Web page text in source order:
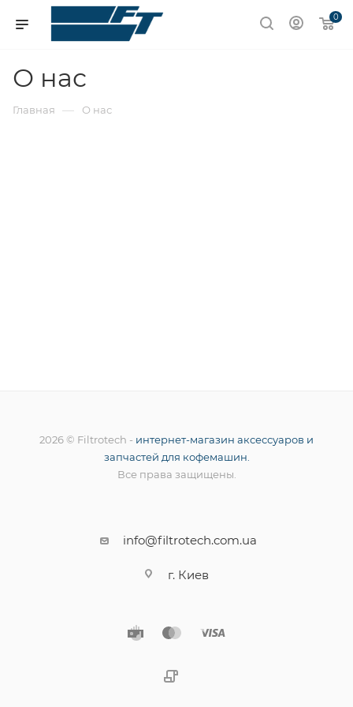
0
О нас
Главная — О нас
2026 © Filtrotech - интернет-магазин аксессуаров и
запчастей для кофемашин.
Все права защищены.
info@filtrotech.com.ua
г. Киев